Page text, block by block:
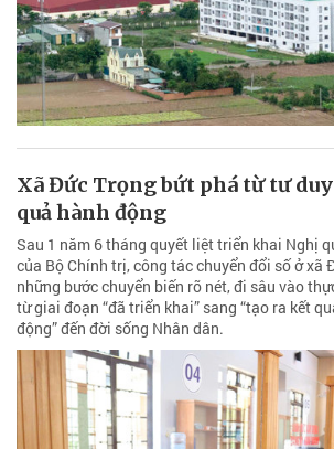
Xã Đức Trọng bứt phá từ tư
quả hành động
Sau 1 năm 6 tháng quyết liệt triển khai Nghị
của Bộ Chính trị, công tác chuyển đổi số ở xã
những bước chuyển biến rõ nét, đi sâu vào
từ giai đoạn “đã triển khai” sang “tạo ra kết
động” đến đời sống Nhân dân.